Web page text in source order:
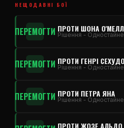
НЕЩОДАВНІ БОЇ
ПЕРЕМОГТИ ПРОТИ ШОНА
Рішення - Одностайне
ПЕРЕМОГТИ ПРОТИ ГЕНРІ СЕХУДО
Рішення - Одностайне
ПЕРЕМОГТИ ПРОТИ ПЕТРА ЯНА
Рішення - Одностайне
ПРОТИ ЖОЗЕ АЛЬДО